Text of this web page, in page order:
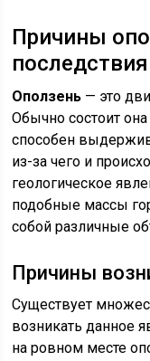
Причины
последствия
Оползень — это
Обычно состоит
способен
из-за чего и
геологическое
подобные массы
собой различные
Причины
Существует
возникать данное
на ровном месте